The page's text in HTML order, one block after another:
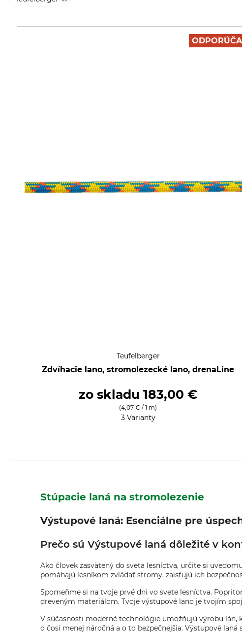
Teufelberger
Zdvíhacie lano, stromolezecké lano, drenaLine
zo skladu 183,00 €
(4,07 € / 1 m)
3 Varianty
Stúpacie laná na stromolezenie
Výstupové laná: Esenciálne pre
Prečo sú Výstupové laná dôležité v
Ako človek zasvätený do sveta lesníctva, určite si
pomáhajú lesníkom zvládať stromy, zaisťujú ich
Spomeňme si na tvoje prvé dni vo svete lesníctva.
dreveným materiálom. Tvoje výstupové lano je tvojím
V súčasnosti moderné technológie umožňujú výrobu lán,
o čosi menej náročná a o to bezpečnejšia. Výstupové